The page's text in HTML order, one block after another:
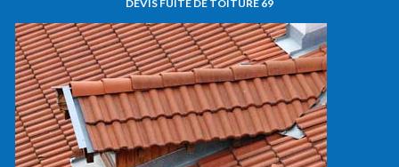
DEVIS FUITE DE TOITURE 69